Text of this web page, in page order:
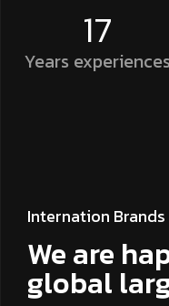
17
Years experiences
Internation Brands
We are
global